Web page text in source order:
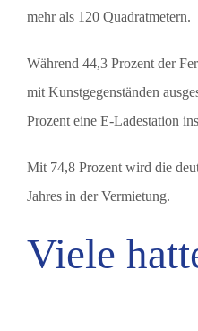
mehr als 120 Quadratmetern.
Während 44,3 Prozent der
mit Kunstgegenständen
Prozent eine E-Ladestation
Mit 74,8 Prozent wird die
Jahres in der Vermietung.
Viele